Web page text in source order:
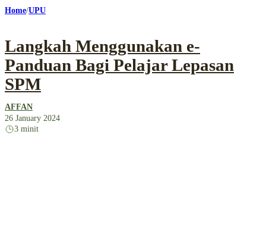
Home UPU
Langkah Menggunakan e-
Panduan Bagi Pelajar Lepasan
SPM
AFFAN
26 January 2024
3 minit